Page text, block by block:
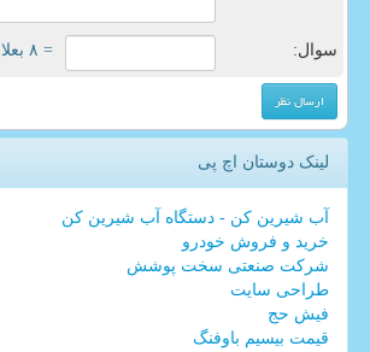
سوال: = ۸ بعلاوه ۴
لینک دوستان اچ پی
آب شیرین کن - دستگاه آب شیرین کن
خرید و فروش خودرو
شرکت صنعتی سخت پوشش
طراحی سایت
فیش حج
قیمت بیسیم باوفنگ